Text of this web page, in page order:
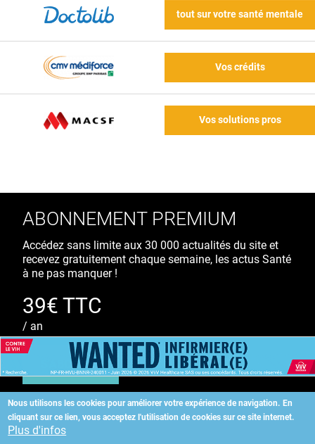
tout sur votre santé mentale
Vos crédits
Vos solutions pros
Nous utilisons les cookies pour améliorer votre expérience de navigation. En
cliquant sur ce lien, vous acceptez l'utilisation de cookies sur ce site internet.
Plus d'infos
ABONNEMENT PREMIUM
Accédez sans limite aux 30 000 actualités du site et
recevez gratuitement chaque semaine, les actus Santé
à ne pas manquer !
39€ TTC
/ an
S'ABONNER
Copyright©2026 ALLIEDHEALTH